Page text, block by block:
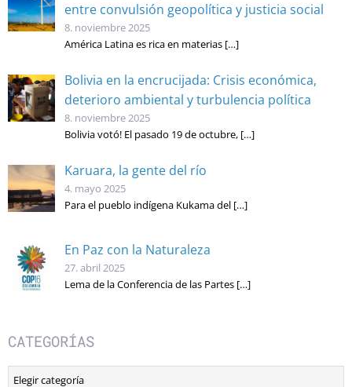
entre convulsión geopolítica y justicia social
8. noviembre 2025
América Latina es rica en materias […]
Bolivia en la encrucijada: Crisis económica,
deterioro ambiental y turbulencia política
8. noviembre 2025
Bolivia votó! El pasado 19 de octubre, […]
Karuara, la gente del río
4. mayo 2025
Para el pueblo indígena Kukama del […]
En Paz con la Naturaleza
27. abril 2025
Lema de la Conferencia de las Partes […]
CATEGORÍAS
Categorías